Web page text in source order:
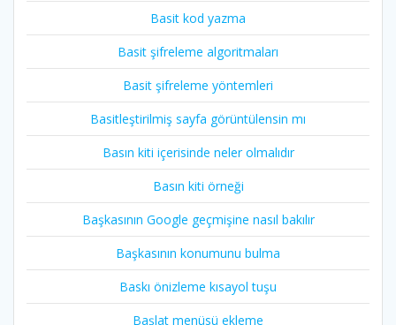
Basit kod yazma
Basit şifreleme algoritmaları
Basit şifreleme yöntemleri
Basitleştirilmiş sayfa görüntülensin mı
Basın kiti içerisinde neler olmalıdır
Basın kiti örneği
Başkasının Google geçmişine nasıl bakılır
Başkasının konumunu bulma
Baskı önizleme kısayol tuşu
Başlat menüsü ekleme